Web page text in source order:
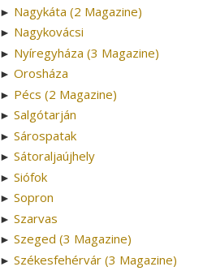
► Nagykáta (2 Magazine)
► Nagykovácsi
► Nyíregyháza (3 Magazine)
► Orosháza
► Pécs (2 Magazine)
► Salgótarján
► Sárospatak
► Sátoraljaújhely
► Siófok
► Sopron
► Szarvas
► Szeged (3 Magazine)
► Székesfehérvár (3 Magazine)